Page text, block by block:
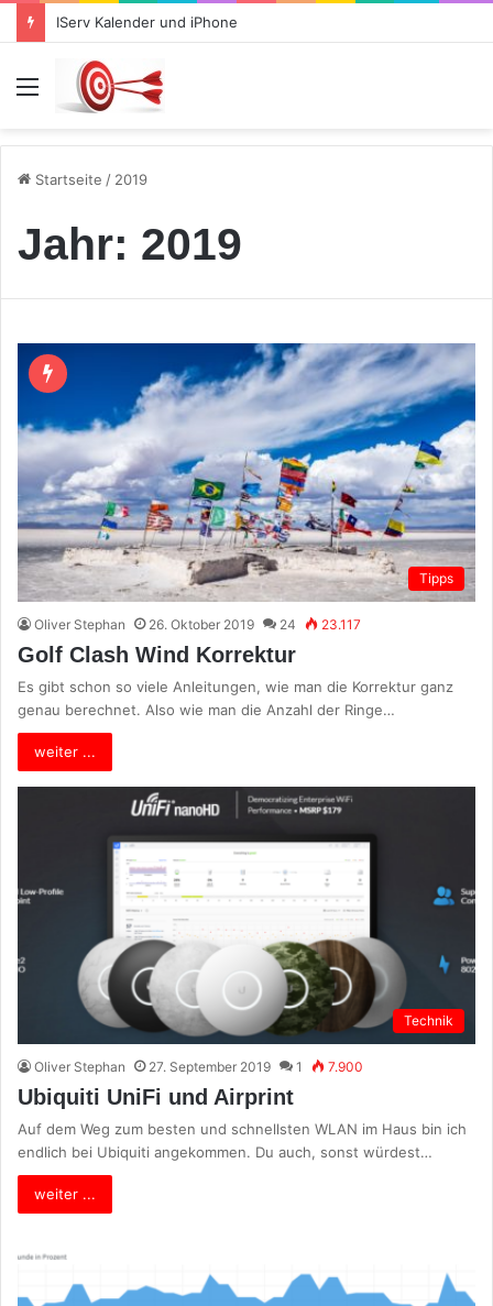
IServ Kalender und iPhone
Menü
Startseite / 2019
Jahr: 2019
Tipps
Oliver Stephan 26. Oktober 2019 24 23.117
Golf Clash Wind Korrektur
Es gibt schon so viele Anleitungen, wie man die Korrektur ganz
genau berechnet. Also wie man die Anzahl der Ringe…
weiter ...
Technik
Oliver Stephan 27. September 2019 1 7.900
Ubiquiti UniFi und Airprint
Auf dem Weg zum besten und schnellsten WLAN im Haus bin ich
endlich bei Ubiquiti angekommen. Du auch, sonst würdest…
weiter ...